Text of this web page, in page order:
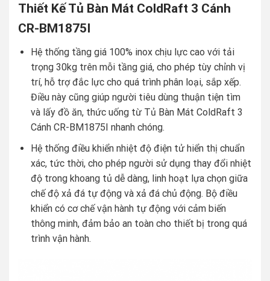
Thiết Kế Tủ Bàn Mát ColdRaft 3 Cánh
CR-BM1875I
Hệ thống tầng giá 100% inox chịu lực cao với tải
trọng 30kg trên mỗi tầng giá, cho phép tùy chỉnh vị
trí, hỗ trợ đắc lực cho quá trình phân loại, sắp xếp.
Điều này cũng giúp người tiêu dùng thuận tiện tìm
và lấy đồ ăn, thức uống từ Tủ Bàn Mát ColdRaft 3
Cánh CR-BM1875I nhanh chóng.
Hệ thống điều khiển nhiệt độ điện tử hiển thị chuẩn
xác, tức thời, cho phép người sử dụng thay đổi nhiệt
độ trong khoang tủ dễ dàng, linh hoạt lựa chọn giữa
chế độ xả đá tự động và xả đá chủ động. Bộ điều
khiển có cơ chế vận hành tự động với cảm biến
thông minh, đảm bảo an toàn cho thiết bị trong quá
trình vận hành.